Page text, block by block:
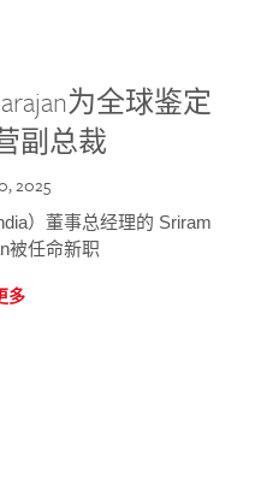
为全球鉴定
副总裁
2025
）董事总经理的 Sriram
被任命新职
多